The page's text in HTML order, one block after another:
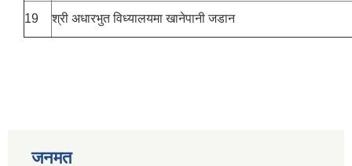
19 श्री अधारभुत विध्यालयमा खानेपानी जडान
जनमत